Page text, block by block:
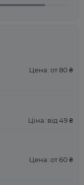
Цена: от 80 ₴
Ціна: від 49 ₴
Цена: от 60 ₴